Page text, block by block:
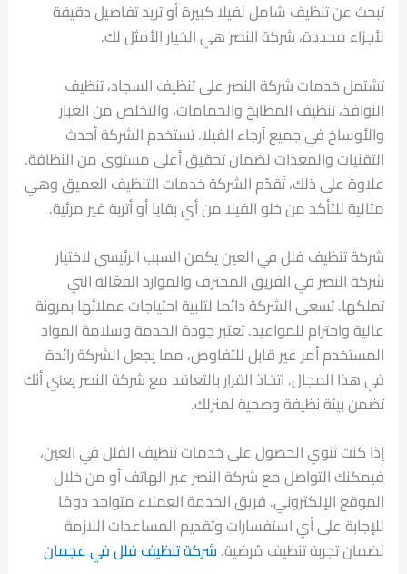
تبحث عن تنظيف شامل لفيلا كبيرة أو تريد تفاصيل دقيقة
لأجزاء محددة، شركة النصر هي الخيار الأمثل لك.
تشتمل خدمات شركة النصر على تنظيف السجاد، تنظيف
النوافذ، تنظيف المطابخ والحمامات، والتخلص من الغبار
والأوساخ في جميع أرجاء الفيلا. تستخدم الشركة أحدث
التقنيات والمعدات لضمان تحقيق أعلى مستوى من النظافة.
علاوة على ذلك، تُقدّم الشركة خدمات التنظيف العميق وهي
مثالية للتأكد من خلو الفيلا من أي بقايا أو أتربة غير مرئية.
شركة تنظيف فلل في العين يكمن السبب الرئيسي لاختيار
شركة النصر في الفريق المحترف والموارد الفعّالة التي
تملكها. تسعى الشركة دائما لتلبية احتياجات عملائها بمرونة
عالية واحترام للمواعيد. تعتبر جودة الخدمة وسلامة المواد
المستخدم أمر غير قابل للتفاوض، مما يجعل الشركة رائدة
في هذا المجال. اتخاذ القرار بالتعاقد مع شركة النصر يعني أنك
تضمن بيئة نظيفة وصحية لمنزلك.
إذا كنت تنوي الحصول على خدمات تنظيف الفلل في العين،
فيمكنك التواصل مع شركة النصر عبر الهاتف أو من خلال
الموقع الإلكتروني. فريق الخدمة العملاء متواجد دومًا
للإجابة على أي استفسارات وتقديم المساعدات اللازمة
لضمان تجربة تنظيف مُرضية. شركة تنظيف فلل في عجمان